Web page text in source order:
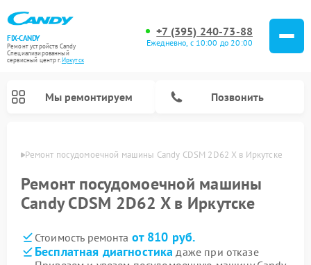
FIX-CANDY
Ремонт устройств Candy
Специализированный
cервисный центр г.Иркутск
+7 (395) 240-73-88
Ежедневно, с 10:00 до 20:00
Мы ремонтируем Позвонить
Ремонт посудомоечной машины Candy CDSM 2D62 X в Иркутске
Ремонт посудомоечной машины
Candy CDSM 2D62 X в Иркутске
Стоимость ремонта от 810 руб.
Бесплатная диагностика даже при отказе